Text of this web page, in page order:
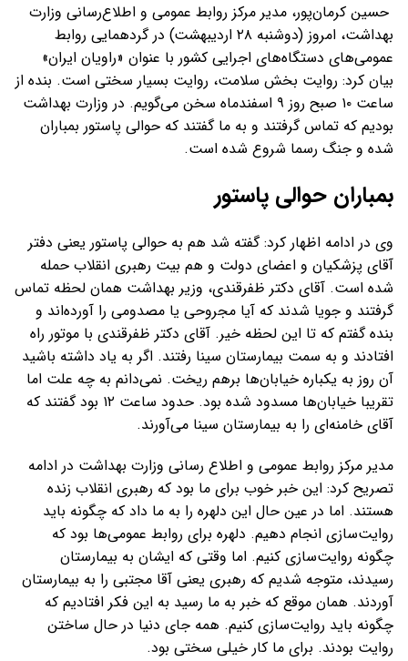
حسین کرمان‌پور، مدیر مرکز روابط عمومی و اطلاع‌رسانی وزارت
بهداشت، امروز (دوشنبه ۲۸ اردیبهشت) در گردهمایی روابط
عمومی‌های دستگاه‌های اجرایی کشور با عنوان «راویان ایران»
بیان کرد: روایت بخش سلامت، روایت بسیار سختی است. بنده از
ساعت ۱۰ صبح روز ۹ اسفندماه سخن می‌گویم. در وزارت بهداشت
بودیم که تماس گرفتند و به ما گفتند که حوالی پاستور بمباران
شده و جنگ رسما شروع شده است.
بمباران حوالی پاستور
وی در ادامه اظهار کرد: گفته شد هم به حوالی پاستور یعنی دفتر
آقای پزشکیان و اعضای دولت و هم بیت رهبری انقلاب حمله
شده است. آقای دکتر ظفرقندی، وزیر بهداشت همان لحظه تماس
گرفتند و جویا شدند که آیا مجروحی یا مصدومی را آورده‌اند و
بنده گفتم که تا این لحظه خیر. آقای دکتر ظفرقندی با موتور راه
افتادند و به سمت بیمارستان سینا رفتند. اگر به یاد داشته باشید
آن روز به یکباره خیابان‌ها برهم ریخت. نمی‌دانم به چه علت اما
تقریبا خیابان‌ها مسدود شده بود. حدود ساعت ۱۲ بود گفتند که
آقای خامنه‌ای را به بیمارستان سینا می‌آورند.
مدیر مرکز روابط عمومی و اطلاع رسانی وزارت بهداشت در ادامه
تصریح کرد: این خبر خوب برای ما بود که رهبری انقلاب زنده
هستند. اما در عین حال این دلهره را به ما داد که چگونه باید
روایت‌سازی انجام دهیم. دلهره برای روابط عمومی‌ها بود که
چگونه روایت‌سازی کنیم. اما وقتی که ایشان به بیمارستان
رسیدند، متوجه شدیم که رهبری یعنی آقا مجتبی را به بیمارستان
آوردند. همان موقع که خبر به ما رسید به این فکر افتادیم که
چگونه باید روایت‌سازی کنیم. همه جای دنیا در حال ساختن
روایت بودند. برای ما کار خیلی سختی بود.